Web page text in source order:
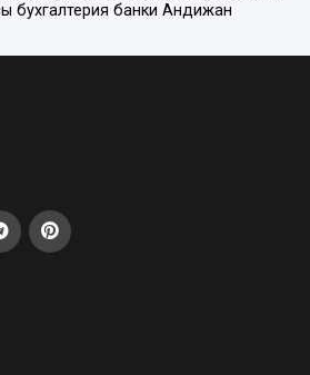
бухгалтерия банки Андижан